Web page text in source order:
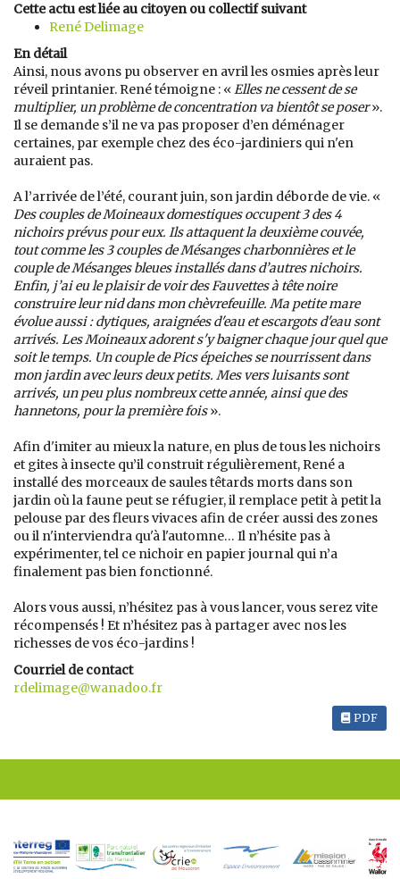
Cette actu est liée au citoyen ou collectif suivant
René Delimage
En détail
Ainsi, nous avons pu observer en avril les osmies après leur
réveil printanier. René témoigne : «Elles ne cessent de se
multiplier, un problème de concentration va bientôt se poser».
Il se demande s’il ne va pas proposer d’en déménager
certaines, par exemple chez des éco-jardiniers qui n'en
auraient pas.
A l’arrivée de l’été, courant juin, son jardin déborde de vie. «
Des couples de Moineaux domestiques occupent 3 des 4
nichoirs prévus pour eux. Ils attaquent la deuxième couvée,
tout comme les 3 couples de Mésanges charbonnières et le
couple de Mésanges bleues installés dans d’autres nichoirs.
Enfin, j’ai eu le plaisir de voir des Fauvettes à tête noire
construire leur nid dans mon chèvrefeuille. Ma petite mare
évolue aussi : dytiques, araignées d'eau et escargots d'eau sont
arrivés. Les Moineaux adorent s'y baigner chaque jour quel que
soit le temps. Un couple de Pics épeiches se nourrissent dans
mon jardin avec leurs deux petits. Mes vers luisants sont
arrivés, un peu plus nombreux cette année, ainsi que des
hannetons, pour la première fois».
Afin d'imiter au mieux la nature, en plus de tous les nichoirs
et gites à insecte qu’il construit régulièrement, René a
installé des morceaux de saules têtards morts dans son
jardin où la faune peut se réfugier, il remplace petit à petit la
pelouse par des fleurs vivaces afin de créer aussi des zones
ou il n'interviendra qu'à l'automne… Il n’hésite pas à
expérimenter, tel ce nichoir en papier journal qui n’a
finalement pas bien fonctionné.
Alors vous aussi, n’hésitez pas à vous lancer, vous serez vite
récompensés ! Et n’hésitez pas à partager avec nos les
richesses de vos éco-jardins !
Courriel de contact
rdelimage@wanadoo.fr
PDF